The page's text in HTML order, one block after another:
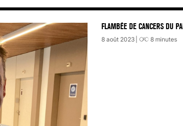
FLAMBÉE DE CANCERS DU
8 août 2023 8 minutes